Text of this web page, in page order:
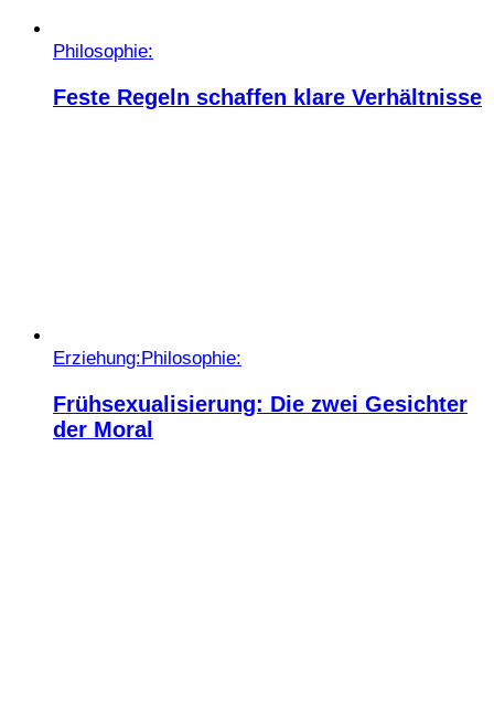
Philosophie:
Feste Regeln schaffen klare Verhältnisse
Erziehung:Philosophie:
Frühsexualisierung: Die zwei Gesichter
der Moral